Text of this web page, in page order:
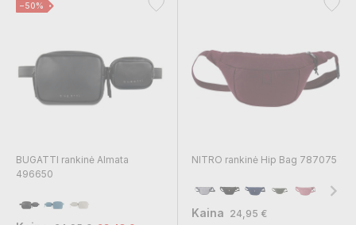
−50%
BUGATTI rankinė Almata
496650
NITRO rankinė Hip Bag 787075
Kaina 24,95 €